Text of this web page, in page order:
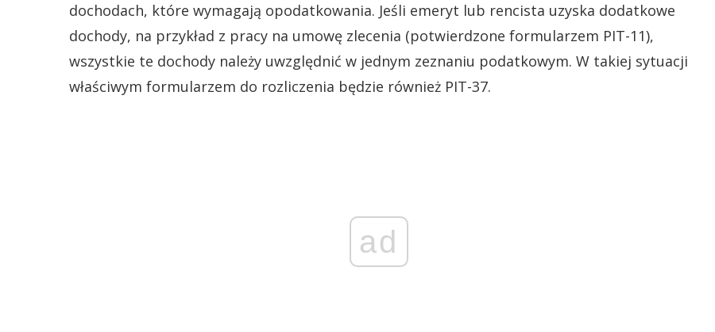
dochodach, które wymagają opodatkowania. Jeśli emeryt lub rencista uzyska dodatkowe
dochody, na przykład z pracy na umowę zlecenia (potwierdzone formularzem PIT-11),
wszystkie te dochody należy uwzględnić w jednym zeznaniu podatkowym. W takiej sytuacji
właściwym formularzem do rozliczenia będzie również PIT-37.
ad